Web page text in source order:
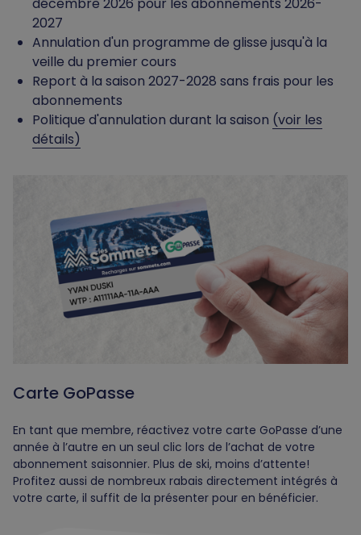
2027
Annulation d'un programme de glisse jusqu'à la
veille du premier cours
Report à la saison 2027-2028 sans frais pour les
abonnements
Politique d'annulation durant la saison (voir les
détails)
Carte GoPasse
En tant que membre, réactivez votre carte GoPasse d’une
année à l’autre en un seul clic lors de l’achat de votre
abonnement saisonnier. Plus de ski, moins d’attente!
Profitez aussi de nombreux rabais directement intégrés à
votre carte, il suffit de la présenter pour en bénéficier.